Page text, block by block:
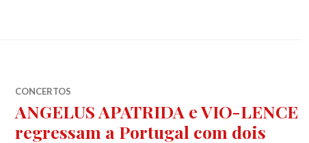
CONCERTOS
ANGELUS APATRIDA e VIO-LENCE
regressam a Portugal com dois